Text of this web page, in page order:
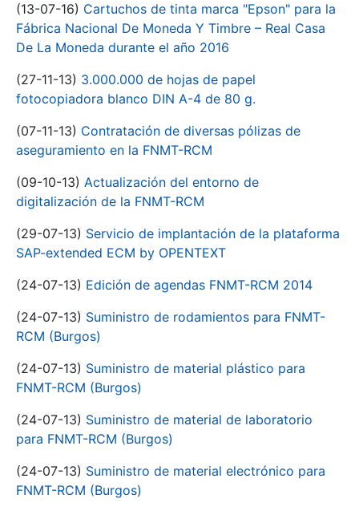
(13-07-16) Cartuchos de tinta marca "Epson" para la
Fábrica Nacional De Moneda Y Timbre – Real Casa
De La Moneda durante el año 2016
(27-11-13) 3.000.000 de hojas de papel
fotocopiadora blanco DIN A-4 de 80 g.
(07-11-13) Contratación de diversas pólizas de
aseguramiento en la FNMT-RCM
(09-10-13) Actualización del entorno de
digitalización de la FNMT-RCM
(29-07-13) Servicio de implantación de la plataforma
SAP-extended ECM by OPENTEXT
(24-07-13) Edición de agendas FNMT-RCM 2014
(24-07-13) Suministro de rodamientos para FNMT-
RCM (Burgos)
(24-07-13) Suministro de material plástico para
FNMT-RCM (Burgos)
(24-07-13) Suministro de material de laboratorio
para FNMT-RCM (Burgos)
(24-07-13) Suministro de material electrónico para
FNMT-RCM (Burgos)